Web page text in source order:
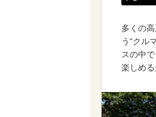
多くの
う“クル
スの中
楽しめ